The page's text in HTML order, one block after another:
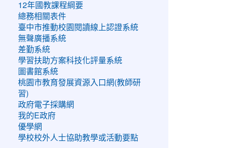
12年國教課程綱要
總務相關表件
臺中市推動校園閱讀線上認證系統
無聲廣播系統
差勤系統
學習扶助方案科技化評量系統
圖書館系統
桃園市教育發展資源入口網(教師研
習)
政府電子採購網
我的E政府
優學網
學校校外人士協助教學或活動要點